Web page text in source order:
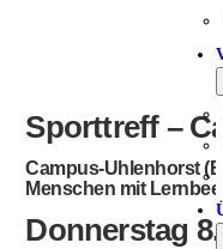
Sporttreff –
Campus-Uhlenhorst
Menschen mit
Donnerstag